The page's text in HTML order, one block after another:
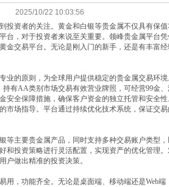
2025/10/22 10:03:56
投资者的关注。黄金和白银等贵金属不仅具有保
台，对于投资者来说至关重要。领峰贵金属平台
金交易平台。无论是刚入门的新手，还是有丰富
业的原则，为全球用户提供稳定的贵金属交易环
有AA类别市场交易有效营业牌照，可经营99金
安全保障措施，确保客户资金的独立托管和安全
市场指导。平台通过持续优化技术系统，保证交
等主要贵金属产品，同时支持多种交易账户类型
和投资策略进行灵活配置，实现资产的优化管理
户做出精准的投资决策。
用，功能齐全。无论是桌面端、移动端还是Web